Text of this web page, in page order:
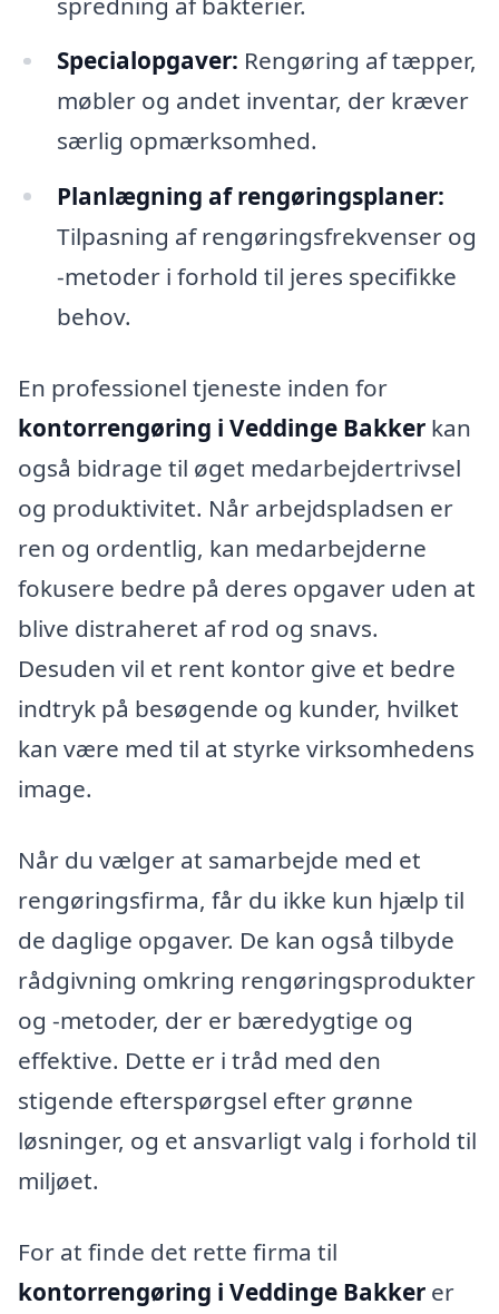
Specialopgaver: Rengøring af tæpper,
møbler og andet inventar, der kræver
særlig opmærksomhed.
Planlægning af rengøringsplaner:
Tilpasning af rengøringsfrekvenser og
-metoder i forhold til jeres specifikke
behov.
En professionel tjeneste inden for
kontorrengøring i Veddinge Bakker kan
også bidrage til øget medarbejdertrivsel
og produktivitet. Når arbejdspladsen er
ren og ordentlig, kan medarbejderne
fokusere bedre på deres opgaver uden at
blive distraheret af rod og snavs.
Desuden vil et rent kontor give et bedre
indtryk på besøgende og kunder, hvilket
kan være med til at styrke virksomhedens
image.
Når du vælger at samarbejde med et
rengøringsfirma, får du ikke kun hjælp til
de daglige opgaver. De kan også tilbyde
rådgivning omkring rengøringsprodukter
og -metoder, der er bæredygtige og
effektive. Dette er i tråd med den
stigende efterspørgsel efter grønne
løsninger, og et ansvarligt valg i forhold til
miljøet.
For at finde det rette firma til
kontorrengøring i Veddinge Bakker er